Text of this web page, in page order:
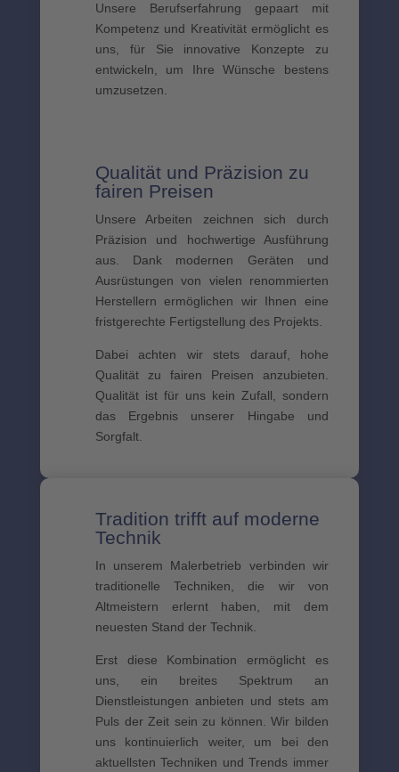
Unsere Berufserfahrung gepaart mit
Kompetenz und Kreativität ermöglicht es
uns, für Sie innovative Konzepte zu
entwickeln, um Ihre Wünsche bestens
umzusetzen.
Qualität und Präzision zu
fairen Preisen
Unsere Arbeiten zeichnen sich durch
Präzision und hochwertige Ausführung
aus. Dank modernen Geräten und
Ausrüstungen von vielen renommierten
Herstellern ermöglichen wir Ihnen eine
fristgerechte Fertigstellung des Projekts.
Dabei achten wir stets darauf, hohe
Qualität zu fairen Preisen anzubieten.
Qualität ist für uns kein Zufall, sondern
das Ergebnis unserer Hingabe und
Sorgfalt.
Tradition trifft auf moderne
Technik
In unserem Malerbetrieb verbinden wir
traditionelle Techniken, die wir von
Altmeistern erlernt haben, mit dem
neuesten Stand der Technik.
Erst diese Kombination ermöglicht es
uns, ein breites Spektrum an
Dienstleistungen anbieten und stets am
Puls der Zeit sein zu können. Wir bilden
uns kontinuierlich weiter, um bei den
aktuellsten Techniken und Trends immer